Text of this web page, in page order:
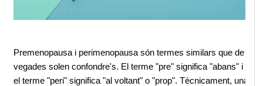
Premenopausa i perimenopausa són termes similars que de
vegades solen confondre's. El terme "pre" significa "abans" i
el terme "peri" significa "al voltant" o "prop". Tècnicament, una